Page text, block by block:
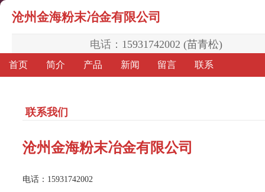
沧州金海粉末冶金有限公司
电话： 15931742002 (苗青松)
首页 简介 产品 新闻 留言 联系
联系我们
沧州金海粉末冶金有限公司
电话：15931742002